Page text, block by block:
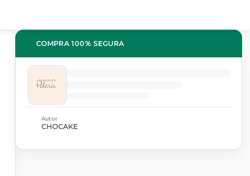
COMPRA 100% SEGURA
Autor
CHOCAKE